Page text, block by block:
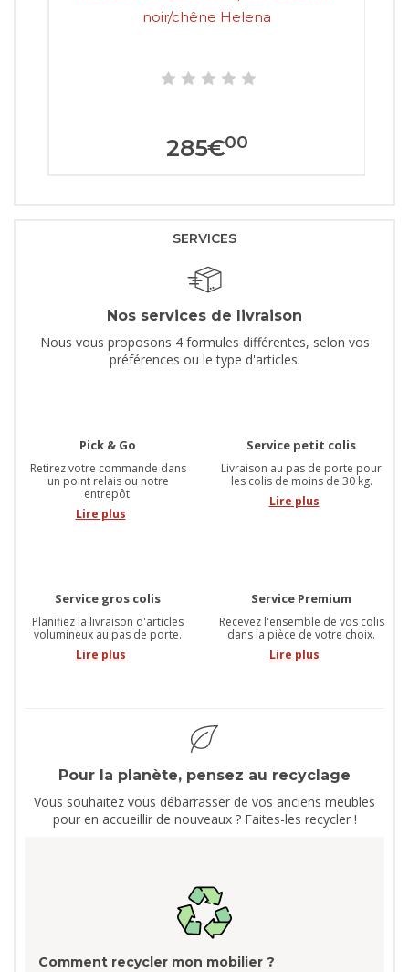
noir/chêne Helena
285€00
SERVICES
Nos services de livraison
Nous vous proposons 4 formules différentes, selon vos
préférences ou le type d'articles.
Pick & Go
Retirez votre commande dans
un point relais ou notre
entrepôt.
Lire plus
Service petit colis
Livraison au pas de porte pour
les colis de moins de 30 kg.
Lire plus
Service gros colis
Planifiez la livraison d'articles
volumineux au pas de porte.
Lire plus
Service Premium
Recevez l'ensemble de vos colis
dans la pièce de votre choix.
Lire plus
Pour la planète, pensez au recyclage
Vous souhaitez vous débarrasser de vos anciens meubles
pour en accueillir de nouveaux ? Faites-les recycler !
Comment recycler mon mobilier ?